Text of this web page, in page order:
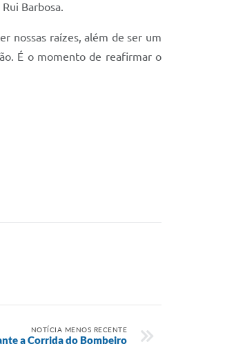
Barbosa.
nossas raízes, além de ser um
É o momento de reafirmar o
NOTÍCIA MENOS RECENTE
a Corrida do Bombeiro